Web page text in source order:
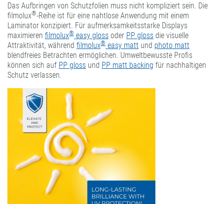
Das Aufbringen von Schutzfolien muss nicht kompliziert sein. Die
filmolux®-Reihe ist für eine nahtlose Anwendung mit einem
Laminator konzipiert. Für aufmerksamkeitsstarke Displays
maximieren filmolux® easy gloss oder PP gloss die visuelle
Attraktivität, während filmolux® easy matt und photo matt
blendfreies Betrachten ermöglichen. Umweltbewusste Profis
können sich auf PP gloss und PP matt backing für nachhaltigen
Schutz verlassen.